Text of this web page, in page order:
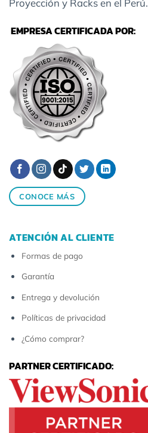
EMPRESA CERTIFICADA POR:
CONOCE MÁS
ATENCIÓN AL CLIENTE
Formas de pago
Garantía
Entrega y devolución
Políticas de privacidad
¿Cómo comprar?
PARTNER CERTIFICADO: